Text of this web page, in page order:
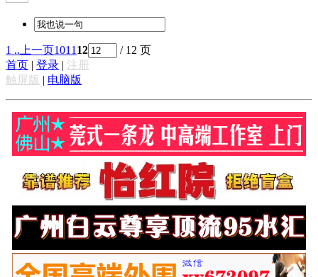
1 .. 上一页1011 12
/ 12 页
首页 | 登录 | 注册
触屏版 | 电脑版